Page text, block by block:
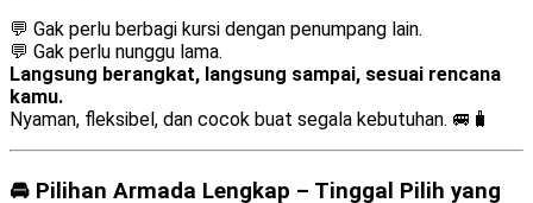
💬 Gak perlu berbagi kursi dengan penumpang lain.
💬 Gak perlu nunggu lama.
Langsung berangkat, langsung sampai, sesuai rencana
kamu.
Nyaman, fleksibel, dan cocok buat segala kebutuhan. 🚐🧳
🚘 Pilihan Armada Lengkap – Tinggal Pilih yang